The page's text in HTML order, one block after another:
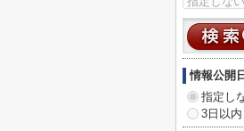
情報公開日
指定し
3日以内